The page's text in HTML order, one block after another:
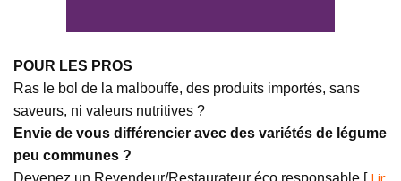
POUR LES PROS
Ras le bol de la malbouffe, des produits importés, sans
saveurs, ni valeurs nutritives ?
Envie de vous différencier avec des variétés de légume
peu communes ?